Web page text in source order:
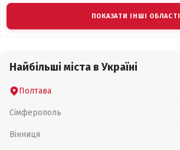
ПОКАЗАТИ ІНШІ ОБЛАСТІ
Найбільші міста в Україні
Полтава
Сімферополь
Вінниця